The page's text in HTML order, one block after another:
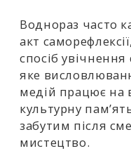
Воднораз часто
акт
спосіб увічнення
яке
медій працює на
культурну
забутим після
мистецтво.